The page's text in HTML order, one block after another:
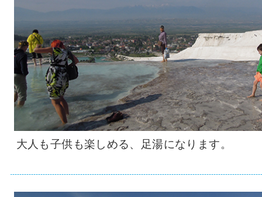
大人も子供も楽しめる、足湯になります。